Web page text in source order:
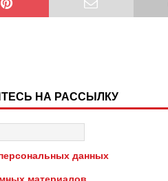
НА РАССЫЛКУ
данных